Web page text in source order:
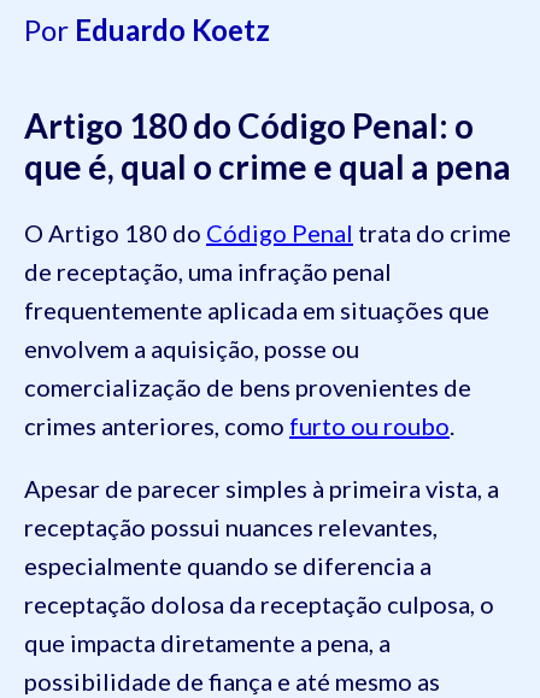
Por Eduardo Koetz
Artigo 180 do Código Penal: o
que é, qual o crime e qual a pena
O Artigo 180 do Código Penal trata do crime
de receptação, uma infração penal
frequentemente aplicada em situações que
envolvem a aquisição, posse ou
comercialização de bens provenientes de
crimes anteriores, como furto ou roubo.
Apesar de parecer simples à primeira vista, a
receptação possui nuances relevantes,
especialmente quando se diferencia a
receptação dolosa da receptação culposa, o
que impacta diretamente a pena, a
possibilidade de fiança e até mesmo as